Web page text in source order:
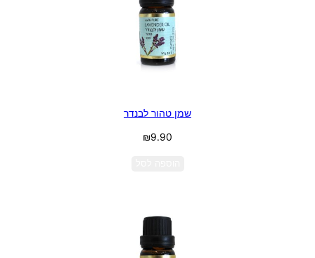
שמן טהור לבנדר
₪9.90